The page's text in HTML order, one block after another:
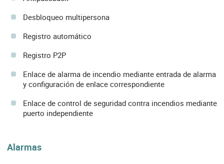
Desbloqueo multipersona
Registro automático
Registro P2P
Enlace de alarma de incendio mediante entrada de alarma
y configuración de enlace correspondiente
Enlace de control de seguridad contra incendios mediante
puerto independiente
Alarmas